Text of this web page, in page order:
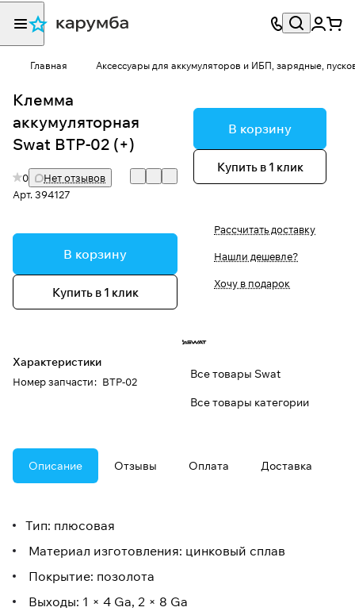
Главная Аксессуары для аккумуляторов и ИБП, зарядные,
Клемма
аккумуляторная
Swat BTP-02 (+)
0
Нет отзывов
Арт.394127
В корзину
Купить в 1 клик
Характеристики
Номер запчасти: BTP-02
В корзину
Купить в 1 клик
Рассчитать доставку
Нашли дешевле?
Хочу в подарок
Все товары Swat
Все товары категории
Описание Отзывы Оплата Доставка
Тип: плюсовая
Материал изготовления: цинковый сплав
Покрытие: позолота
Выходы: 1 × 4 Ga, 2 × 8 Ga